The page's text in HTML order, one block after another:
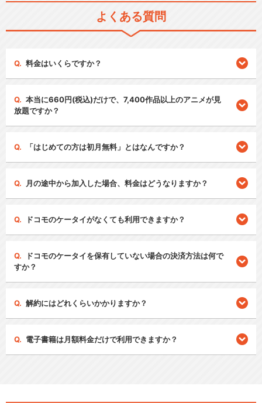
よくある質問
料金はいくらですか？
本当に660円(税込)だけで、7,400作品以上のアニメが見
放題ですか？
「はじめての方は初月無料」とはなんですか？
月の途中から加入した場合、料金はどうなりますか？
ドコモのケータイがなくても利用できますか？
ドコモのケータイを保有していない場合の決済方法は何で
すか？
解約にはどれくらいかかりますか？
電子書籍は月額料金だけで利用できますか？